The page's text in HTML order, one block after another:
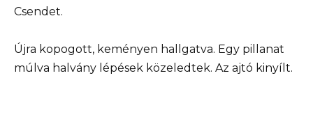
Csendet.
Újra kopogott, keményen hallgatva. Egy pillanat
múlva halvány lépések közeledtek. Az ajtó kinyílt.